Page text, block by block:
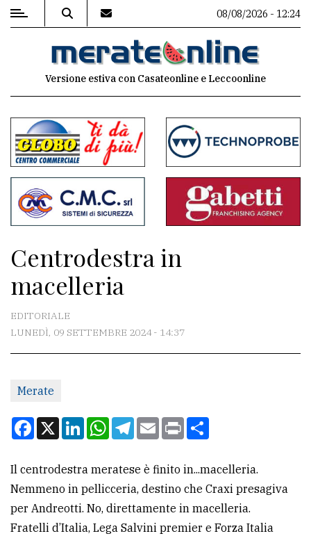
MENU
commenti
Contenuti
del
sito
Associazioni
Meteo
redazione
Scrivici
la
tua
pubblicità
08/08/2026 - 12:24
Versione estiva con Casateonline e Leccoonline
Centrodestra in
macelleria
EDITORIALE
LUNEDÌ, 09 SETTEMBRE 2024 - 14:37
Merate
Facebook
X LinkedInWhatsApp
Telegram
EmailPrint
Il centrodestra meratese è finito in...macelleria.
Nemmeno in pellicceria, destino che Craxi presagiva
per Andreotti. No, direttamente in macelleria.
Fratelli d’Italia, Lega Salvini premier e Forza Italia